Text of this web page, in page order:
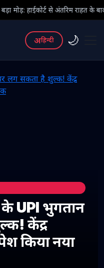
राहत के बाद 3 असिस्टेंट प्रोफेसरों ने
अहिन्दी 🌙
UPI भुगतान
केंद्र
किया नया